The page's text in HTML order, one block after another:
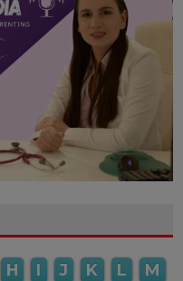
H I J K L
M